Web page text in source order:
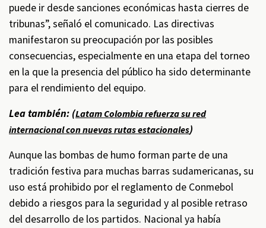
puede ir desde sanciones económicas hasta cierres de
tribunas”, señaló el comunicado. Las directivas
manifestaron su preocupación por las posibles
consecuencias, especialmente en una etapa del torneo
en la que la presencia del público ha sido determinante
para el rendimiento del equipo.
Lea también: (Latam Colombia refuerza su red
internacional con nuevas rutas estacionales)
Aunque las bombas de humo forman parte de una
tradición festiva para muchas barras sudamericanas, su
uso está prohibido por el reglamento de Conmebol
debido a riesgos para la seguridad y al posible retraso
del desarrollo de los partidos. Nacional ya había